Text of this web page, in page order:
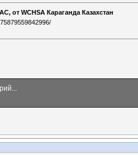
от WCHSA Караганда Казахстан